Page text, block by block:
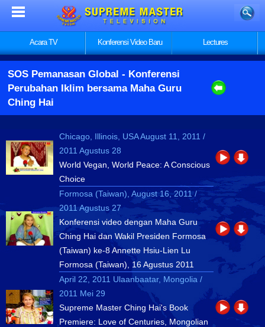
Acara TV Konferensi Video Baru Lectures
SOS Pemanasan Global - Konferensi
Perubahan Iklim bersama Maha Guru
Ching Hai
Chicago, Illinois, USA August 11, 2011 /
2011 Agustus 28
World Vegan, World Peace: A Conscious
Choice
Formosa (Taiwan), August 16, 2011 /
2011 Agustus 27
Konferensi video dengan Maha Guru
Ching Hai dan Wakil Presiden Formosa
(Taiwan) ke-8 Annette Hsiu-Lien Lu
Formosa (Taiwan), 16 Agustus 2011
April 22, 2011 Ulaanbaatar, Mongolia /
2011 Mei 29
Supreme Master Ching Hai's Book
Premiere: Love of Centuries, Mongolian